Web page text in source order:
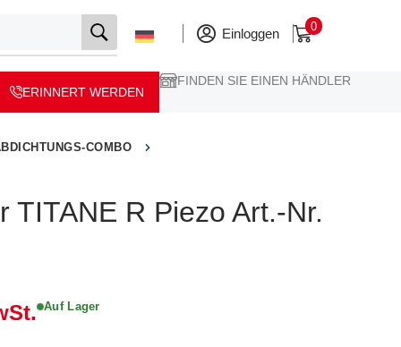
Einloggen 0
ERINNERT WERDEN
FINDEN SIE EINEN HÄNDLER
COMBO
TITANE R Piezo Art.-Nr.
Auf Lager